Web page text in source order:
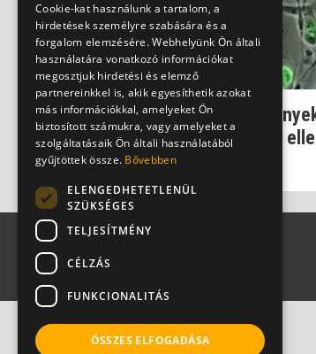
Új tudományos
Őssejtekkel a leukémia
Dr. Czeizel Endre
Cookie-kat használunk a tartalom, a
hirdetések személyre szabására és a
forgalom elemzésére. Webhelyünk Ön általi
használatára vonatkozó információkat
megosztjuk hirdetési és elemző
partnereinkkel is, akik egyesíthetik azokat
más információkkal, amelyeket Ön
biztosított számukra, vagy amelyeket a
szolgáltatásaik Ön általi használatából
gyűjtöttek össze. Bővebben
ELENGEDHETETLENÜL
SZÜKSÉGES
TELJESÍTMÉNY
CÉLZÁS
FUNKCIONALITÁS
ÖSSZES ELFOGADÁSA